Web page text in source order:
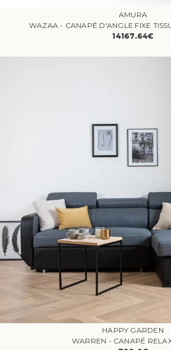
AMURA
14167.64€
HAPPY GARDEN
WARREN - CANAPÉ